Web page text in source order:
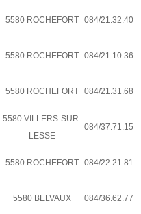
5580 ROCHEFORT 084/21.32.40
5580 ROCHEFORT 084/21.10.36
5580 ROCHEFORT 084/21.31.68
5580 VILLERS-SUR-
LESSE
084/37.71.15
5580 ROCHEFORT 084/22.21.81
5580 BELVAUX 084/36.62.77